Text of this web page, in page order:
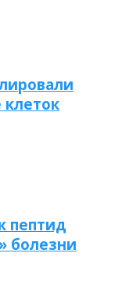
пептид
болезни